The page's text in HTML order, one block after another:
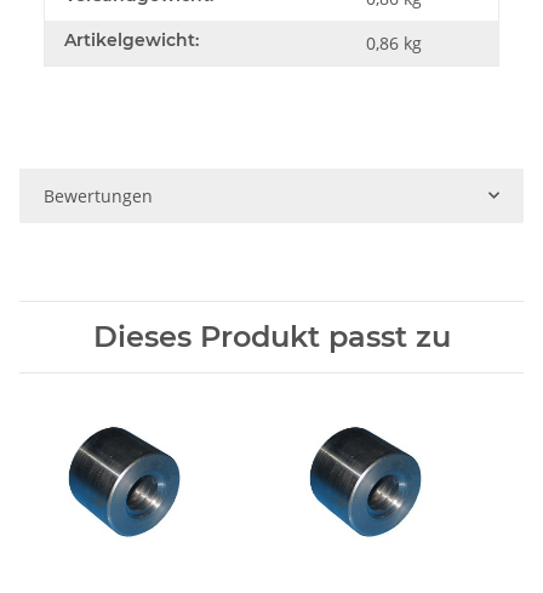
Artikelgewicht: 0,86 kg
Bewertungen
Dieses Produkt passt zu